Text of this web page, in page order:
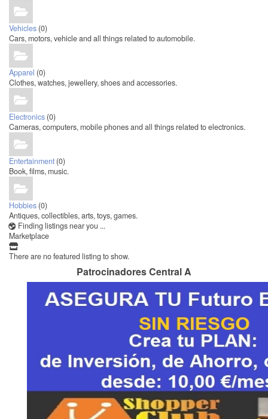
Vehicles (0)
Cars, motors, vehicle and all things related to automobile.
Apparel (0)
Clothes, watches, jewellery, shoes and accessories.
Electronics (0)
Cameras, computers, mobile phones and all things related to electronics.
Entertainment (0)
Book, films, music.
Hobbies (0)
Antiques, collectibles, arts, toys, games.
Finding listings near you ...
Marketplace
There are no featured listing to show.
Patrocinadores Central A